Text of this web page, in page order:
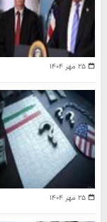
۲۵ مهر ۱۴۰۴
۲۵ مهر ۱۴۰۴